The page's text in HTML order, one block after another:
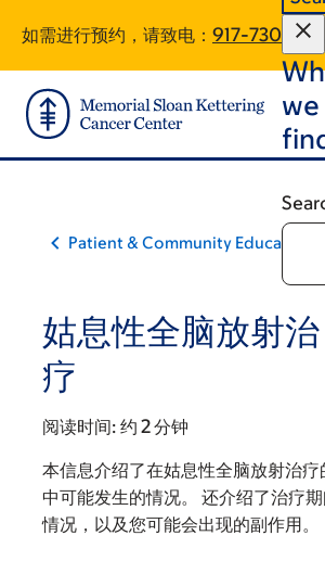
main
content
footer
如需进行预约，请致电： 917-730-
we
Patient & Community Education
姑息性全脑放射治
疗
阅读时间: 约 2 分钟
本信息介绍了在姑息性全脑放射治
中可能发生的情况。 还介绍了治疗
情况，以及您可能会出现的副作用。